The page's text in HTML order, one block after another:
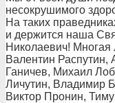
несокрушимого
На таких
и держится наша
Николаевич! Многая
Валентин Распутин,
Ганичев, Михаил
Личутин, Владимир
Виктор Пронин,